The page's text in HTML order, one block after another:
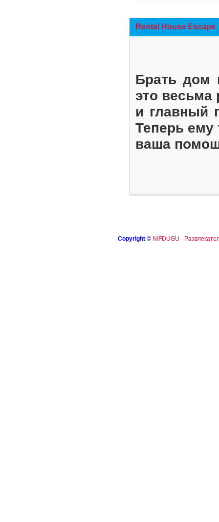
Rental House Escape
Брать дом
это весьма
и главный
Теперь ему
ваша
Copyright © NIFDUGU -